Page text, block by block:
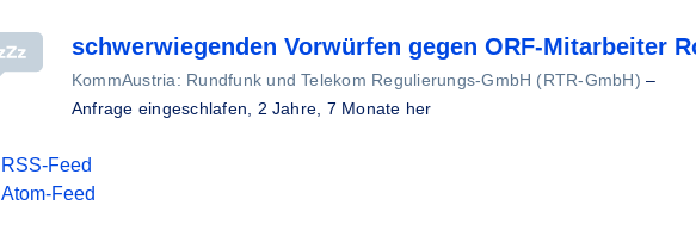
schwerwiegenden Vorwürfen gegen ORF-Mitarbeiter
KommAustria: Rundfunk und Telekom Regulierungs-GmbH (RTR-GmbH) –
Anfrage eingeschlafen, 2 Jahre, 7 Monate her
RSS-Feed
Atom-Feed